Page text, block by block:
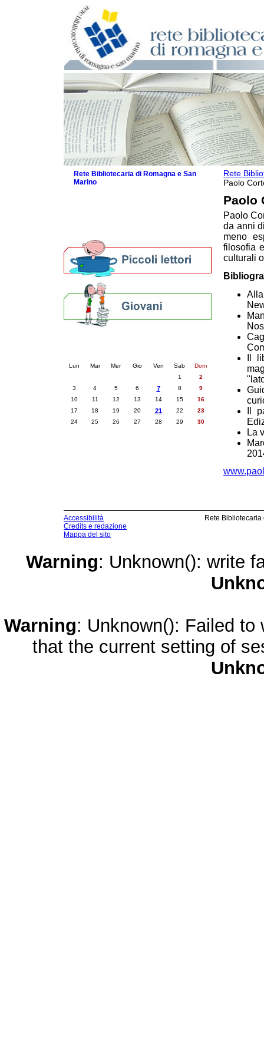
Rete
Paolo
Paolo
Paolo
da anni
meno
filosofia
culturali
Il
Il
La
Rete Bibliotecaria di Romagna e San
Marino
Lun Mar Mer Gio Ven Sab
Dom
1
2
3
4 5 6 7 8
9
10
11 12 13 14 15
16
17
18 19 20 21 22
23
24
25 26 27 28 29 30
Accessibilità
Credits e redazione
Mappa del sito
Rete
Warning: Unknown(): write
Warning: Unknown(): Failed
that the current setting of